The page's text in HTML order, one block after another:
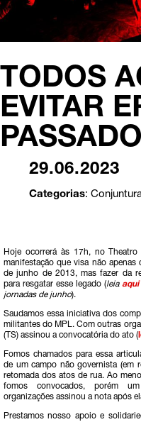
TODOS
EVITAR
29.06.2023
Categorias:
Hoje ocorrerá às 17h, no
manifestação que visa não apenas
de junho de 2013, mas fazer da
para resgatar esse legado (leia aqui
jornadas de junho).
Saudamos essa iniciativa dos
militantes do MPL. Com outras
(TS) assinou a convocatória do ato (
Fomos chamados para essa
de um campo não governista (em
retomada dos atos de rua. Ao
fomos convocados, porém
organizações assinou a nota após
Prestamos nosso apoio e